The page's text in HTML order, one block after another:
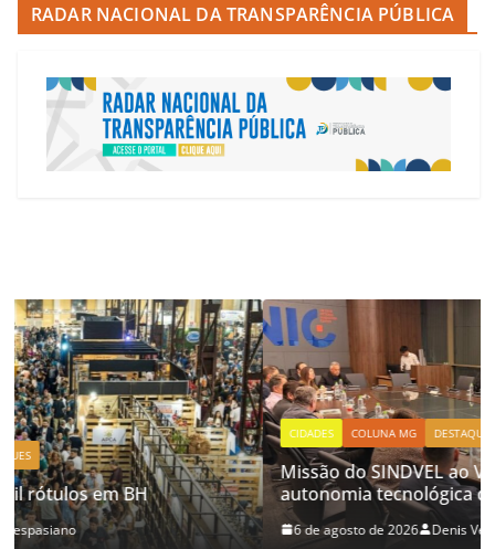
RADAR NACIONAL DA TRANSPARÊNCIA PÚBLICA
CIDADES COLUNA MG DESTAQUES
Missão do SINDVEL ao Vietnã busca ampliar
autonomia tecnológica do Vale da Eletrônica
6 de agosto de 2026 Denis Vespasiano